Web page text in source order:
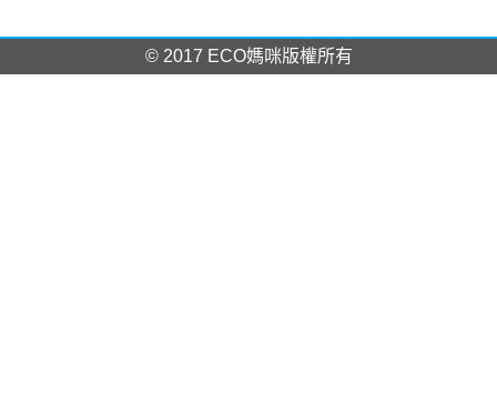
© 2017 ECO媽咪版權所有